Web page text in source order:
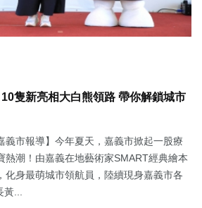
隻新亮相大白熊領路 帶你解鎖城市
義市報導】今年夏天，嘉義市掀起一股療
熱潮！由嘉義在地藝術家SMART經典繪本
化身最萌城市領航員，陸續現身嘉義市各
...